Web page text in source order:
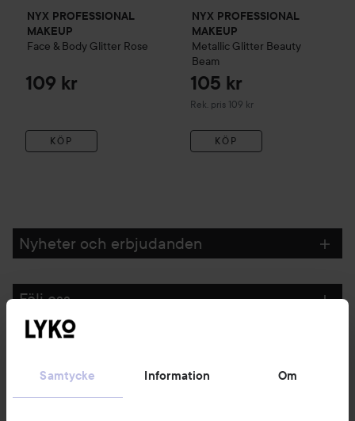
Samtycke Information Om
NYX PROFESSIONAL
MAKEUP
Face & Body Glitter Rose
109 kr
KÖP
NYX PROFESSIONAL
MAKEUP
Metallic Glitter Beauty
Beam
105 kr
Rek. pris 109 kr
Rekommenderat pris 109 kr
KÖP
Nyheter och erbjudanden
Följ oss